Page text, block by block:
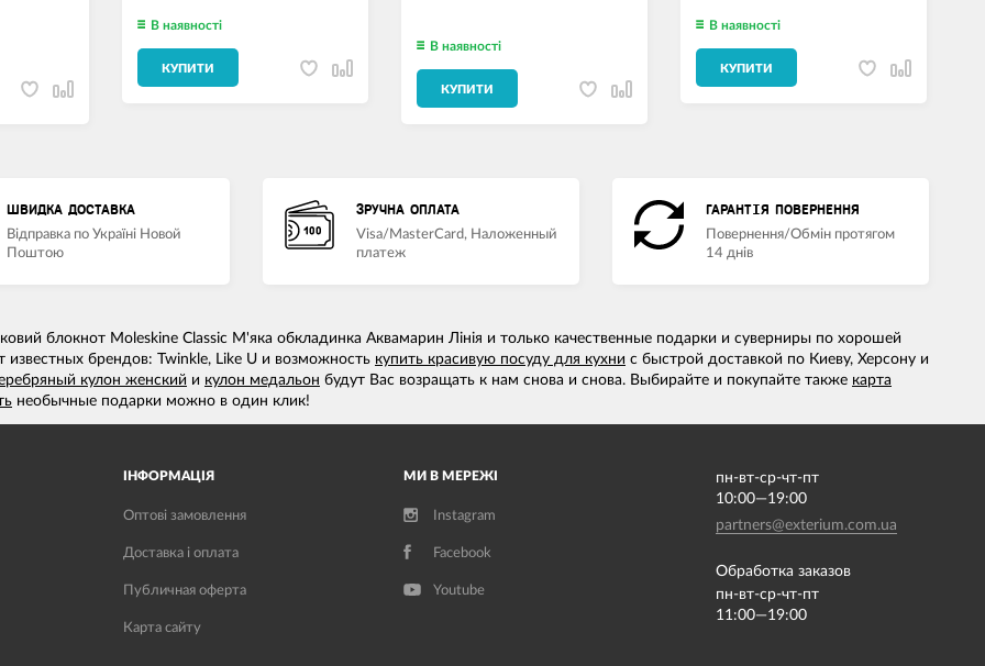
В наявності
КУПИТИ
В наявності
КУПИТИ
В наявності
КУПИТИ
ШВИДКА ДОСТАВКА
Відправка по Україні Новой
Поштою
ЗРУЧНА ОПЛАТА
Visa/MasterCard, Наложенный
платеж
ГАРАНТІЯ ПОВЕРНЕННЯ
Повернення/Обмін протягом
14 днів
блокнот Moleskine Classic М'яка обкладинка Аквамарин Лінія и только качественные подарки и суверниры по хорошей
брендов: Twinkle, Like U и возможность купить красивую посуду для кухни с быстрой доставкой по Киеву, Херсону и
кулон женский и кулон медальон будут Вас возращать к нам снова и снова. Выбирайте и покупайте также карта
необычные подарки можно в один клик!
ІНФОРМАЦІЯ
Оптові замовлення
Доставка і оплата
Публичная оферта
Карта сайту
МИ В МЕРЕЖІ
Instagram
Facebook
Youtube
пн-вт-ср-чт-пт
10:00—19:00
partners@exterium.com.ua
Обработка заказов
пн-вт-ср-чт-пт
11:00—19:00